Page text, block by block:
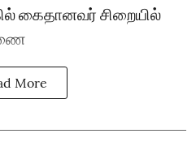
கைதானவர் சிறையில்
More